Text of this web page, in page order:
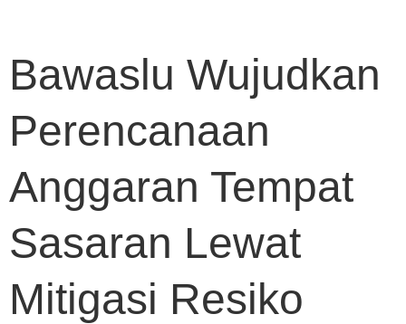
Bawaslu Wujudkan
Perencanaan
Anggaran Tempat
Sasaran Lewat
Mitigasi Resiko